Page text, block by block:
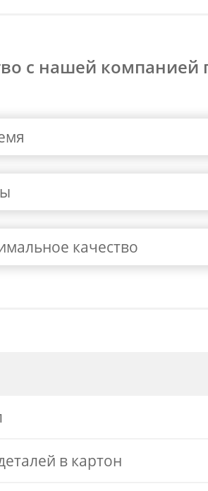
с нашей компанией
качество
в картон